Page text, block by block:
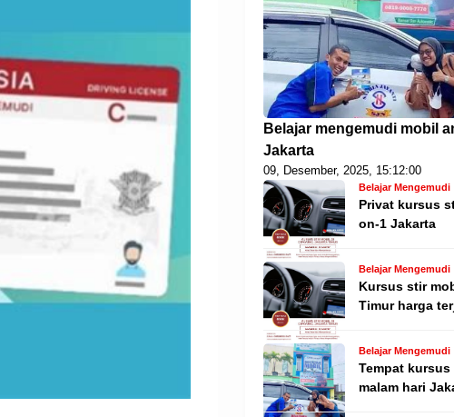
Belajar mengemudi mobil
Jakarta
09, Desember, 2025, 15:12:00
Belajar Mengemudi
Privat kursus
on-1 Jakarta
Belajar Mengemudi
Kursus stir
Timur harga
Belajar Mengemudi
Tempat
malam hari